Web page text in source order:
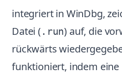
integriert in WinDbg,
Datei (.run) auf, die
rückwärts
funktioniert, indem eine